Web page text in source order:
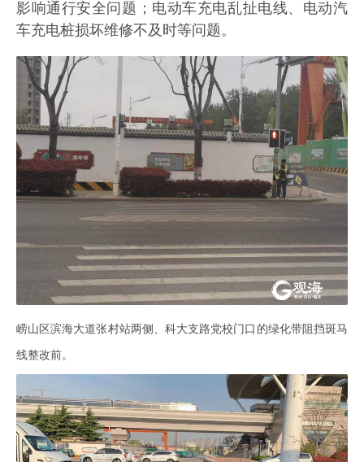
影响通行安全问题；电动车充电乱扯电线、电动汽
车充电桩损坏维修不及时等问题。
崂山区滨海大道张村站两侧、科大支路党校门口的绿化带阻挡斑马
线整改前。